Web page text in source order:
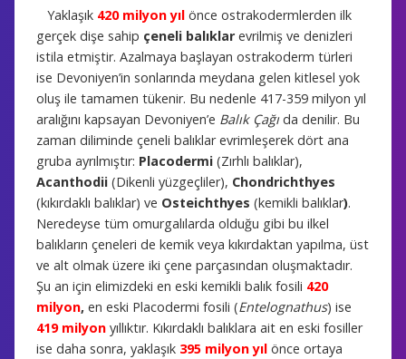
Yaklaşık 420 milyon yıl önce ostrakodermlerden ilk
gerçek dişe sahip çeneli balıklar evrilmiş ve denizleri
istila etmiştir. Azalmaya başlayan ostrakoderm türleri
ise Devoniyen’in sonlarında meydana gelen kitlesel yok
oluş ile tamamen tükenir. Bu nedenle 417-359 milyon yıl
aralığını kapsayan Devoniyen’e Balık Çağıda denilir. Bu
zaman diliminde çeneli balıklar evrimleşerek dört ana
gruba ayrılmıştır: Placodermi (Zırhlı balıklar),
Acanthodii (Dikenli yüzgeçliler), Chondrichthyes
(kıkırdaklı balıklar) ve Osteichthyes (kemikli balıklar).
Neredeyse tüm omurgalılarda olduğu gibi bu ilkel
balıkların çeneleri de kemik veya kıkırdaktan yapılma, üst
ve alt olmak üzere iki çene parçasından oluşmaktadır.
Şu an için elimizdeki en eski kemikli balık fosili 420
milyon, en eski Placodermi fosili (Entelognathus) ise
419 milyon yıllıktır. Kıkırdaklı balıklara ait en eski fosiller
ise daha sonra, yaklaşık 395 milyon yıl önce ortaya